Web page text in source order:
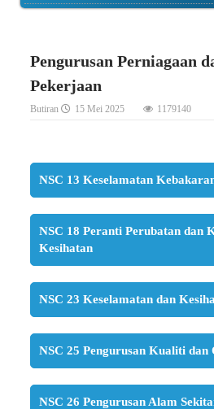
Pengurusan Perniagaan
Pekerjaan
Butiran 15 Mei 2025 1179140
NSC 13 Keselamatan
NSC 18 Peranti Perubatan dan
Kesihatan
NSC 23 Keselamatan dan
NSC 25 Pengurusan Kualiti dan
NSC 26 Pengurusan Alam